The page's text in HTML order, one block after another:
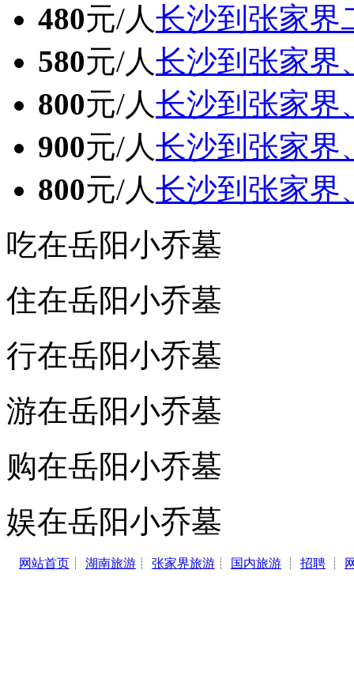
480元/人长沙到张家界
580元/人长沙到张家界
800元/人长沙到张家界
900元/人长沙到张家界
800元/人长沙到张家界
吃在岳阳小乔墓
住在岳阳小乔墓
行在岳阳小乔墓
游在岳阳小乔墓
购在岳阳小乔墓
娱在岳阳小乔墓
网站首页 ┊ 湖南旅游 ┊ 张家界旅游 ┊ 国内旅游 ┊ 招聘 ┊